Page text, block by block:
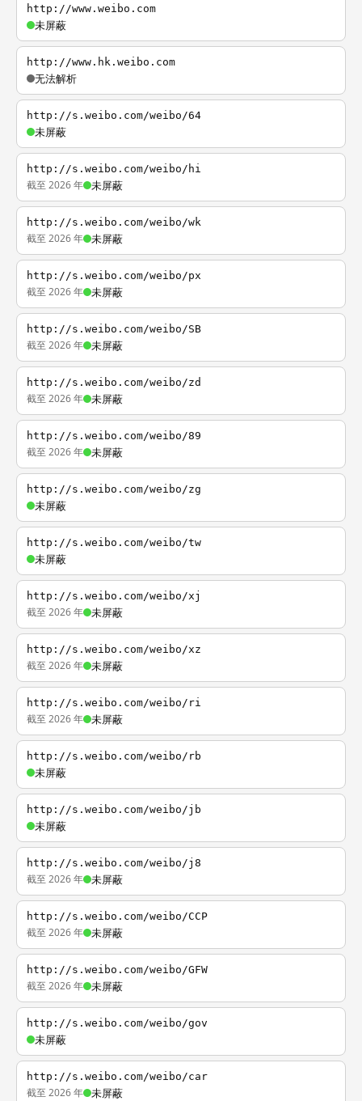
http://www.weibo.com
未屏蔽
http://www.hk.weibo.com
无法解析
http://s.weibo.com/weibo/64
未屏蔽
http://s.weibo.com/weibo/hi
截至 2026 年 未屏蔽
http://s.weibo.com/weibo/wk
截至 2026 年 未屏蔽
http://s.weibo.com/weibo/px
截至 2026 年 未屏蔽
http://s.weibo.com/weibo/SB
截至 2026 年 未屏蔽
http://s.weibo.com/weibo/zd
截至 2026 年 未屏蔽
http://s.weibo.com/weibo/89
截至 2026 年 未屏蔽
http://s.weibo.com/weibo/zg
未屏蔽
http://s.weibo.com/weibo/tw
未屏蔽
http://s.weibo.com/weibo/xj
截至 2026 年 未屏蔽
http://s.weibo.com/weibo/xz
截至 2026 年 未屏蔽
http://s.weibo.com/weibo/ri
截至 2026 年 未屏蔽
http://s.weibo.com/weibo/rb
未屏蔽
http://s.weibo.com/weibo/jb
未屏蔽
http://s.weibo.com/weibo/j8
截至 2026 年 未屏蔽
http://s.weibo.com/weibo/CCP
截至 2026 年 未屏蔽
http://s.weibo.com/weibo/GFW
截至 2026 年 未屏蔽
http://s.weibo.com/weibo/gov
未屏蔽
http://s.weibo.com/weibo/car
截至 2026 年 未屏蔽